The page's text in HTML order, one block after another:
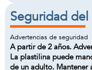
Seguridad
Advertencias de seguridad
A partir de 2 años.
La plastilina puede
de un adulto. Mantener